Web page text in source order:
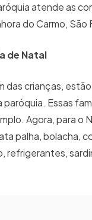
atende as
do Carmo, São
de Natal
das crianças,
paróquia. Essas
Agora, para o
palha, bolacha,
refrigerantes,